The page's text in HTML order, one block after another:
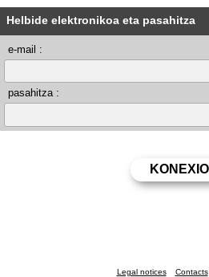
Helbide elektronikoa eta pasahitza
e-mail :
pasahitza :
Legal notices Contacts